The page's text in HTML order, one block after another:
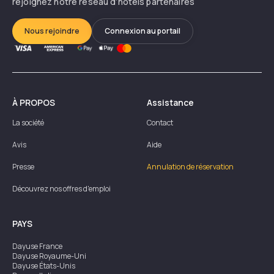
Nous rejoindre Connexion au portail
À PROPOS
La société
Avis
Presse
Découvrez nos offres d'emploi
Assistance
Contact
Aide
Annulation de réservation
PAYS
DayuseFrance
DayuseRoyaume-Uni
DayuseÉtats-Unis